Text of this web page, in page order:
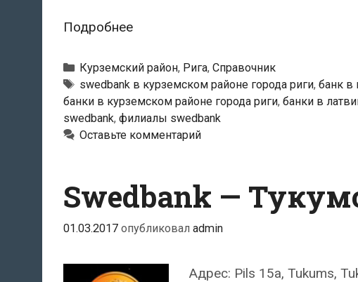
ПодробнееSwedbank
Филиал
«Kipsala»
Рубрики
Курземский район, Рига, Справочник
Тэги
swedbank в курземском районе города риги, банк в
банки в курземском районе города риги, банки в
swedbank, филиалы swedbank
Оставьте комментарий
Swedbank —
01.03.2017 опубликовал admin
Адрес: Pils 15a, Tukums,